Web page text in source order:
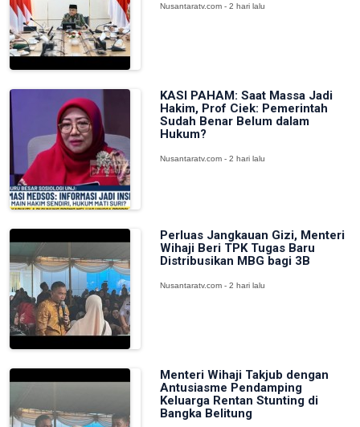
Nusantaratv.com - 2 hari lalu
KASI PAHAM: Saat Massa Jadi
Hakim, Prof Ciek: Pemerintah
Sudah Benar Belum dalam
Hukum?
Nusantaratv.com - 2 hari lalu
Perluas Jangkauan Gizi, Menteri
Wihaji Beri TPK Tugas Baru
Distribusikan MBG bagi 3B
Nusantaratv.com - 2 hari lalu
Menteri Wihaji Takjub dengan
Antusiasme Pendamping
Keluarga Rentan Stunting di
Bangka Belitung